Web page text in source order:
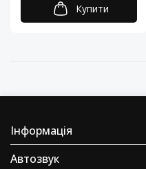
Купити
Інформація
Автозвук